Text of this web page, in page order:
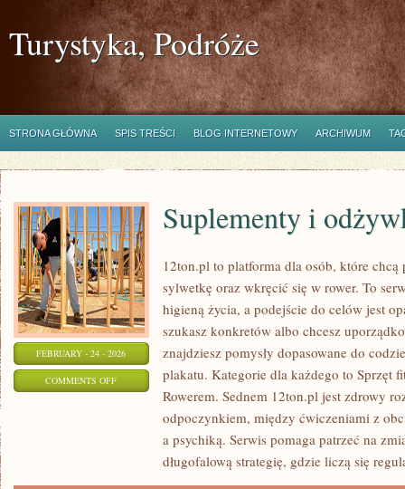
Turystyka, Podróże
STRONA GŁÓWNA SPIS TREŚCI BLOG INTERNETOWY ARCHIWUM
FEBRUARY - 24 - 2026
COMMENTS OFFON
SUPLEMENTY
Suplementy i
12ton.pl to platforma dla osób, które
sylwetkę oraz wkręcić się w rower. To
higieną życia, a podejście do celów jest
szukasz konkretów albo chcesz
znajdziesz pomysły dopasowane do
plakatu. Kategorie dla każdego to Sprzęt
Rowerem. Sednem 12ton.pl jest zdrowy
odpoczynkiem, między ćwiczeniami z
a psychiką. Serwis pomaga patrzeć na
długofalową strategię, gdzie liczą się